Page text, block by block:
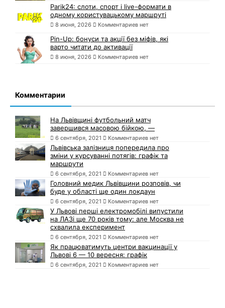
Parik24: слоти, спорт і live-формати в
одному користувацькому маршруті
8 июня, 2026 Комментариев нет
Pin-Up: бонуси та акції без міфів, які
варто читати до активації
8 июня, 2026 Комментариев нет
Комментарии
На Львівщині футбольний матч
завершився масовою бійкою, —
6 сентября, 2021 Комментариев нет
Львівська залізниця попередила про
зміни у курсуванні потягів: графік та
маршрути
6 сентября, 2021 Комментариев нет
Головний медик Львівщини розповів, чи
буде у області ще один локдаун
6 сентября, 2021 Комментариев нет
У Львові перші електромобілі випустили
на ЛАЗі ще 70 років тому: але Москва не
схвалила експеримент
6 сентября, 2021 Комментариев нет
Як працюватимуть центри вакцинації у
Львові 6 — 10 вересня: графік
6 сентября, 2021 Комментариев нет